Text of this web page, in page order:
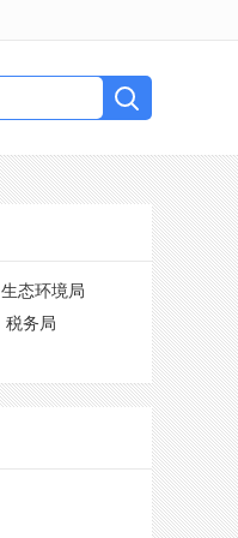
生态环境局
税务局